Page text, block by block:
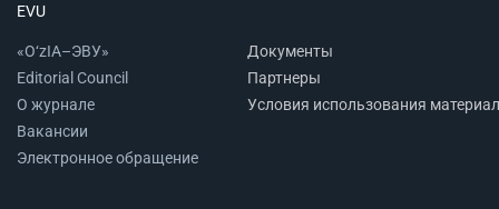
EVU
«O‘zIA–ЭВУ»
Editorial Council
О журнале
Вакансии
Электронное обращение
Документы
Партнеры
Условия использования